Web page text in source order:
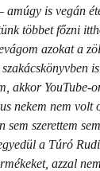
amúgy is vegán
többet főzni
azokat a
akkor YouTube-
nekem nem volt
sem szerettem
a Túró
azzal